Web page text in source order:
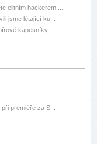
elitním hackerem ...
jsme létající ku...
kapesníky
premiéře za S...